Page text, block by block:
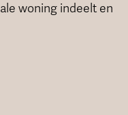
woning indeelt en